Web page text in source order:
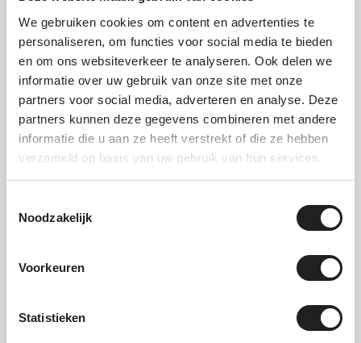
We gebruiken cookies om content en advertenties te
personaliseren, om functies voor social media te bieden
en om ons websiteverkeer te analyseren. Ook delen we
informatie over uw gebruik van onze site met onze
partners voor social media, adverteren en analyse. Deze
partners kunnen deze gegevens combineren met andere
informatie die u aan ze heeft verstrekt of die ze hebben
verzameld op basis van uw gebruik van hun services.
Noodzakelijk
Voorkeuren
Statistieken
laten bezorgen
Kom je jouw dakkoffer ophalen in onze
showroom in Elst? Dan is het ook mogelijk
deze te laten monteren op jouw auto. We
controleren direct of de dakkoffer goed op de
dakdragers past en leggen uit hoe je hem
veilig gebruikt. Dat is vooral handig als je zeker
wilt weten dat alles goed zit voordat je
stevig gemonteerd is en klaar is voor gebruik.
Laat je de dakkoffer liever thuisbezorgen? Ook
dat is mogelijk. Vanwege onze ruime voorraad
als je voor 12:00 uur besteld. Je kunt dus kiezen
wat voor jou het makkelijkst is: online bestellen